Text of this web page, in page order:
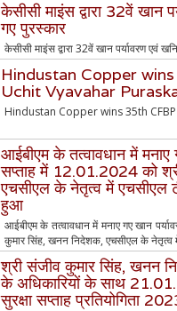
केसीसी माइंस द्वारा 32वें खान
गए पुरस्कार
केसीसी माइंस द्वारा 32वें खान पर्यावरण एवं
Hindustan Copper
Uchit Vyavahar
Hindustan Copper wins 35th
आईबीएम के तत्वावधान में
सप्ताह में 12.01.2024 को
एचसीएल के नेतृत्व में एचसीएल
हुआ
आईबीएम के तत्वावधान में मनाए गए खान
कुमार सिंह, खनन निदेशक, एचसीएल के नेतृत्व में
श्री संजीव कुमार सिंह, खनन
के अधिकारियों के साथ
सुरक्षा सप्ताह प्रतियोगिता